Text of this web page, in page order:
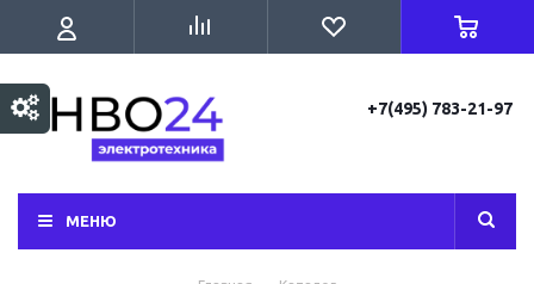
+7(495) 783-21-97
МЕНЮ